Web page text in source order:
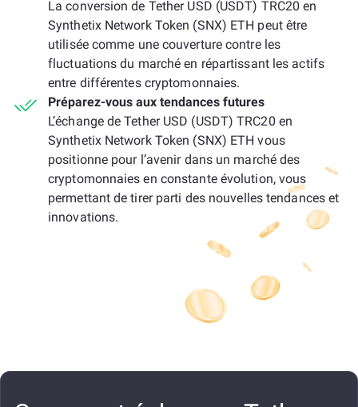
La conversion de Tether USD (USDT) TRC20 en
Synthetix Network Token (SNX) ETH peut être
utilisée comme une couverture contre les
fluctuations du marché en répartissant les actifs
entre différentes cryptomonnaies.
Préparez-vous aux tendances futures
L’échange de Tether USD (USDT) TRC20 en
Synthetix Network Token (SNX) ETH vous
positionne pour l’avenir dans un marché des
cryptomonnaies en constante évolution, vous
permettant de tirer parti des nouvelles tendances et
innovations.